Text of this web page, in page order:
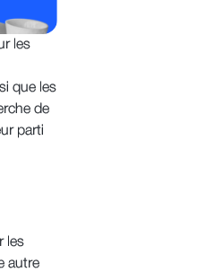
les
que les
de
parti
les
autre